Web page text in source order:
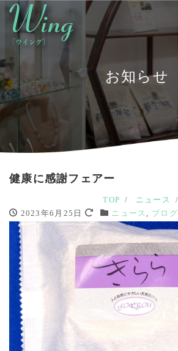
お知らせ
健康に感謝フェアー
TOP ニュース
2023年6月25日
ニュース , ブログ